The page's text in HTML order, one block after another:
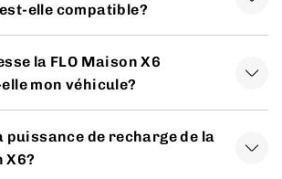
elle compatible?
la FLO Maison X6
mon véhicule?
puissance de recharge de la
X6?